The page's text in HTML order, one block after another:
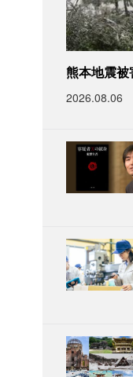
熊本地震被
2026.08.06